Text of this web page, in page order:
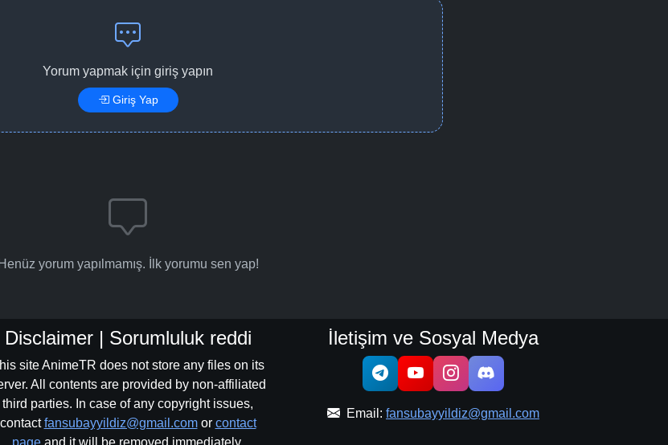
Yorum yapmak için giriş yapın
Giriş Yap
Henüz yorum yapılmamış. İlk yorumu sen yap!
Disclaimer | Sorumluluk reddi
site AnimeTR does not store any files on its
All contents are provided by non-affiliated
third parties. In case of any copyright issues,
contactfansubayyildiz@gmail.comor contact
page and it will be removed immediately.
İletişim ve Sosyal Medya
Email: fansubayyildiz@gmail.com